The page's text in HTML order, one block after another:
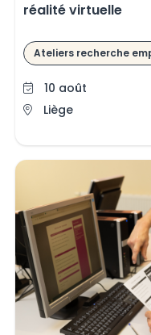
réalité virtuelle
Ateliers recherche
10 août
Liège